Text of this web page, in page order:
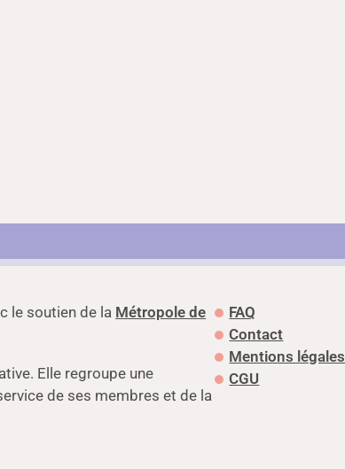
le soutien de la Métropole de
Elle regroupe une
de ses membres et de la
FAQ
Contact
Mentions légales
CGU